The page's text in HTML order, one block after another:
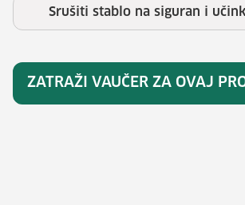
Srušiti stablo na siguran i
ZATRAŽI VAUČER ZA OVAJ